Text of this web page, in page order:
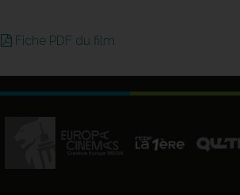
Fiche PDF du film